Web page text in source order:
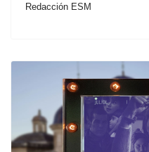
Redacción ESM